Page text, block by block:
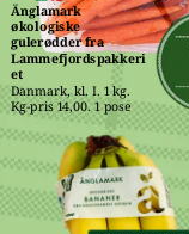
Änglamark
økologiske
gulerødder fra
Lammefjordspakkeri
et
Danmark, kl. I. 1 kg.
Kg-pris 14,00. 1 pose